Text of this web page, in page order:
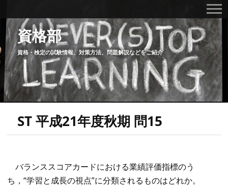
資格部
資格・検定の試験情報、対策方法、問題解説などをご紹介
ST 平成21年度秋期 問15
バランススコアカードにおける業績評価指標のう
ち，“学習と成長の視点”に分類されるものはどれか。